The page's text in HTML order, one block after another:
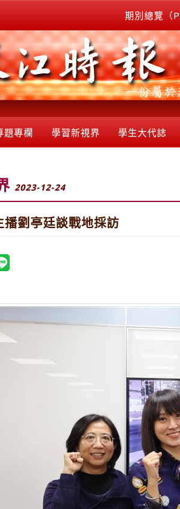
期別總覽（
題專欄 學習新視界 學生大代誌
2023-12-24
劉亭廷談戰地採訪